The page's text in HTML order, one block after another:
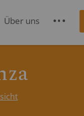
Über uns S